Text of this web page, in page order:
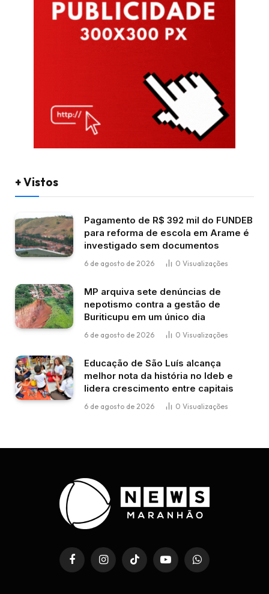
+ Vistos
Pagamento de R$ 392 mil do FUNDEB
para reforma de escola em Arame é
investigado sem documentos
6 de agosto de 2026 0 Visualizações
MP arquiva sete denúncias de
nepotismo contra a gestão de
Buriticupu em um único dia
6 de agosto de 2026 0 Visualizações
Educação de São Luís alcança
melhor nota da história no Ideb e
lidera crescimento entre capitais
6 de agosto de 2026 0 Visualizações
FacebookInstagramTikTok YouTubeWhatsApp